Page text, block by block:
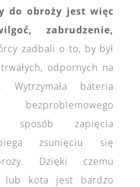
do obroży jest więc
zabrudzenie,
zadbali o to, by był
odpornych na
Wytrzymała bateria
bezproblemowego
sposób zapięcia
zsunięciu się
Dzięki czemu
lub kota jest bardzo